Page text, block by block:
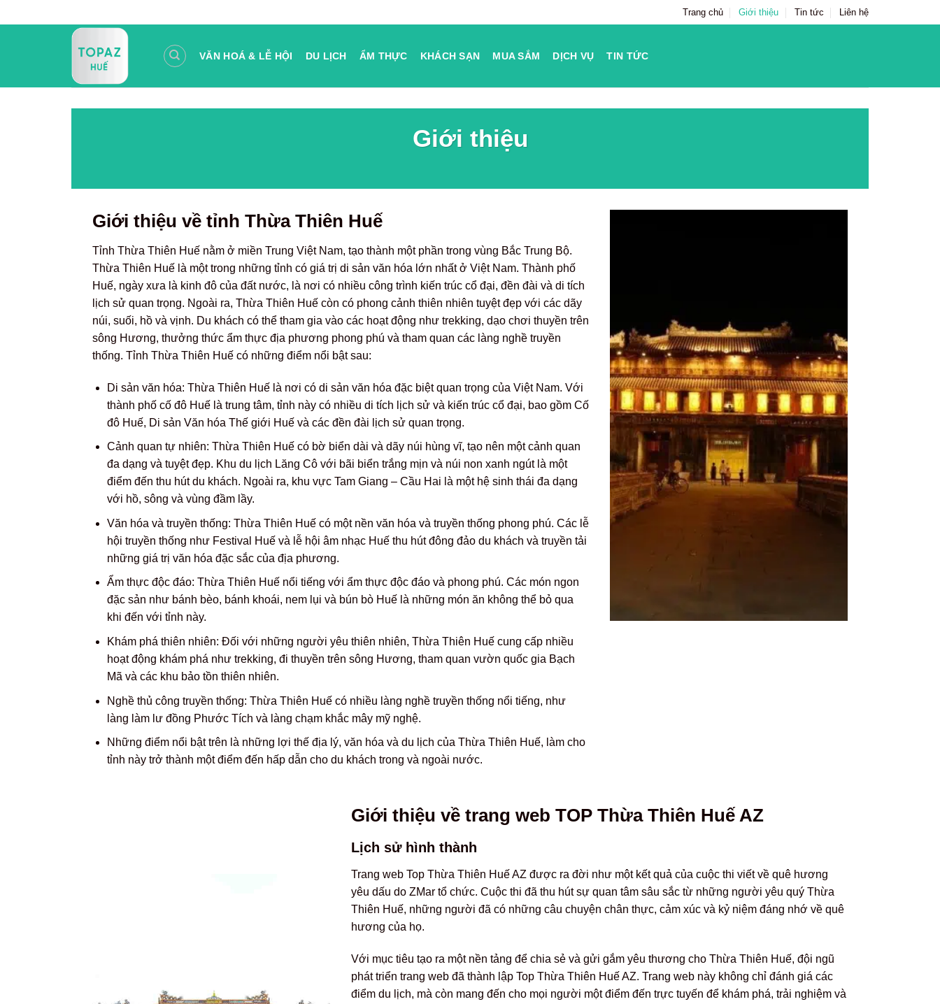
to
Trang chủ Giới thiệu Tin tức Liên hệ
VĂN HOÁ & LỄ HỘI DU LỊCH ẨM THỰC KHÁCH SẠN MUA SẮM DỊCH VỤ TIN TỨC
Giới thiệu
Giới thiệu về tỉnh Thừa Thiên Huế
Tỉnh Thừa Thiên Huế nằm ở miền Trung Việt Nam, tạo thành một phần trong vùng Bắc Trung Bộ.
Thừa Thiên Huế là một trong những tỉnh có giá trị di sản văn hóa lớn nhất ở Việt Nam. Thành phố
Huế, ngày xưa là kinh đô của đất nước, là nơi có nhiều công trình kiến trúc cổ đại, đền đài và di tích
lịch sử quan trọng. Ngoài ra, Thừa Thiên Huế còn có phong cảnh thiên nhiên tuyệt đẹp với các dãy
núi, suối, hồ và vịnh. Du khách có thể tham gia vào các hoạt động như trekking, dạo chơi thuyền trên
sông Hương, thưởng thức ẩm thực địa phương phong phú và tham quan các làng nghề truyền
thống. Tỉnh Thừa Thiên Huế có những điểm nổi bật sau:
Di sản văn hóa: Thừa Thiên Huế là nơi có di sản văn hóa đặc biệt quan trọng của Việt Nam. Với
thành phố cố đô Huế là trung tâm, tỉnh này có nhiều di tích lịch sử và kiến trúc cổ đại, bao gồm Cố
đô Huế, Di sản Văn hóa Thế giới Huế và các đền đài lịch sử quan trọng.
Cảnh quan tự nhiên: Thừa Thiên Huế có bờ biển dài và dãy núi hùng vĩ, tạo nên một cảnh quan
đa dạng và tuyệt đẹp. Khu du lịch Lăng Cô với bãi biển trắng mịn và núi non xanh ngút là một
điểm đến thu hút du khách. Ngoài ra, khu vực Tam Giang – Cầu Hai là một hệ sinh thái đa dạng
với hồ, sông và vùng đầm lầy.
Văn hóa và truyền thống: Thừa Thiên Huế có một nền văn hóa và truyền thống phong phú. Các lễ
hội truyền thống như Festival Huế và lễ hội âm nhạc Huế thu hút đông đảo du khách và truyền tải
những giá trị văn hóa đặc sắc của địa phương.
Ẩm thực độc đáo: Thừa Thiên Huế nổi tiếng với ẩm thực độc đáo và phong phú. Các món ngon
đặc sản như bánh bèo, bánh khoái, nem lụi và bún bò Huế là những món ăn không thể bỏ qua
khi đến với tỉnh này.
Khám phá thiên nhiên: Đối với những người yêu thiên nhiên, Thừa Thiên Huế cung cấp nhiều
hoạt động khám phá như trekking, đi thuyền trên sông Hương, tham quan vườn quốc gia Bạch
Mã và các khu bảo tồn thiên nhiên.
Nghề thủ công truyền thống: Thừa Thiên Huế có nhiều làng nghề truyền thống nổi tiếng, như
làng làm lư đồng Phước Tích và làng chạm khắc mây mỹ nghệ.
Những điểm nổi bật trên là những lợi thế địa lý, văn hóa và du lịch của Thừa Thiên Huế, làm cho
tỉnh này trở thành một điểm đến hấp dẫn cho du khách trong và ngoài nước.
Giới thiệu về trang web TOP Thừa Thiên Huế AZ
Lịch sử hình thành
Trang web Top Thừa Thiên Huế AZ được ra đời như một kết quả của cuộc thi viết về quê hương
yêu dấu do ZMar tổ chức. Cuộc thi đã thu hút sự quan tâm sâu sắc từ những người yêu quý Thừa
Thiên Huế, những người đã có những câu chuyện chân thực, cảm xúc và kỷ niệm đáng nhớ về quê
hương của họ.
Với mục tiêu tạo ra một nền tảng để chia sẻ và gửi gắm yêu thương cho Thừa Thiên Huế, đội ngũ
phát triển trang web đã thành lập Top Thừa Thiên Huế AZ. Trang web này không chỉ đánh giá các
điểm du lịch, mà còn mang đến cho mọi người một điểm đến trực tuyến để khám phá, trải nghiệm và